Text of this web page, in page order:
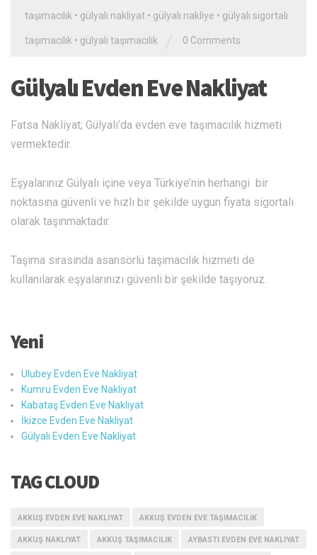
taşımacılık • gülyalı nakliyat • gülyalı nakliye • gülyalı sigortalı
taşımacılık • gülyalı taşımacılık 0 Comments
Gülyalı Evden Eve Nakliyat
Fatsa Nakliyat; Gülyalı’da evden eve taşımacılık hizmeti
vermektedir.
Eşyalarınız Gülyalı içine veya Türkiye’nin herhangi bir
noktasına güvenli ve hızlı bir şekilde uygun fiyata sigortalı
olarak taşınmaktadır.
Taşıma sırasında asansörlü taşımacılık hizmeti de
kullanılarak eşyalarınızı güvenli bir şekilde taşıyoruz.
Yeni
Ulubey Evden Eve Nakliyat
Kumru Evden Eve Nakliyat
Kabataş Evden Eve Nakliyat
İkizce Evden Eve Nakliyat
Gülyalı Evden Eve Nakliyat
TAG CLOUD
AKKUŞ EVDEN EVE NAKLIYAT AKKUŞ EVDEN EVE TAŞIMACILIK
AKKUŞ NAKLIYAT AKKUŞ TAŞIMACILIK AYBASTI EVDEN EVE NAKLIYAT